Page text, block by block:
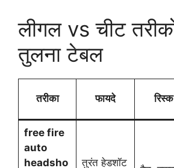
लीगल vs चीट
तुलना टेबल
तरीका फायदे रिस्क
free fire
auto
headsho
तुरंत हेडशॉट